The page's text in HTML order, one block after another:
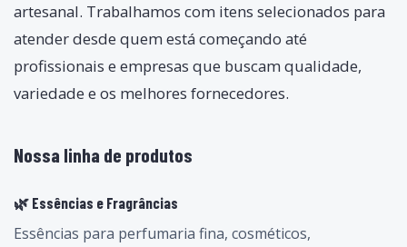
artesanal. Trabalhamos com itens selecionados para
atender desde quem está começando até
profissionais e empresas que buscam qualidade,
variedade e os melhores fornecedores.
Nossa linha de produtos
🌿 Essências e Fragrâncias
Essências para perfumaria fina, cosméticos,